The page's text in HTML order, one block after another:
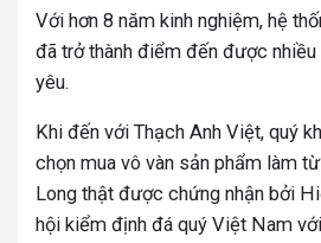
Với hơn 8 năm kinh nghiệm, hệ
đã trở thành điểm đến được nhiều
yêu.
Khi đến với Thạch Anh Việt, quý
chọn mua vô vàn sản phẩm làm
Long thật được chứng nhận bởi
hội kiểm định đá quý Việt Nam